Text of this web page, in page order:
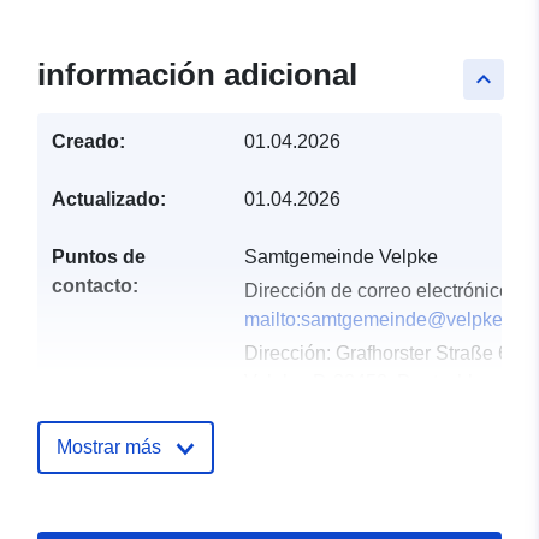
keyboard_arrow_up
información adicional
Creado: 01.04.2026
Actualizado: 01.04.2026
Puntos de
contacto:
Samtgemeinde Velpke
Dirección de correo electrónico:
mailto:samtgemeinde@velpke.de
Dirección: Grafhorster Straße 6,
Registro del
Mostrar más